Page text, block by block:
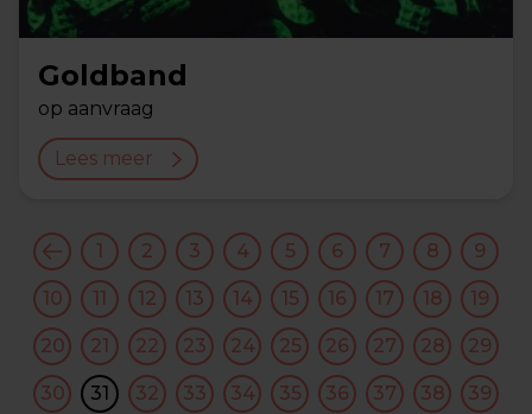
Goldband
op aanvraag
Lees meer
1 2 3 4 5 6 7 8 9
10 11 12 13 14 15 16 17 18 19
20 21 22 23 24 25 26 27 28 29
30 31 32 33 34 35 36 37 38 39